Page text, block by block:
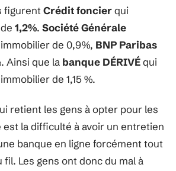
figurent Crédit foncierqui
1,2%. Société Générale
de 0,9%, BNP Paribas
Ainsi que la banque DÉRIVÉqui
de 1,15 %.
retient les gens à opter pour les
est la difficulté à avoir un entretien
banque en ligne forcément tout
fil. Les gens ont donc du mal à